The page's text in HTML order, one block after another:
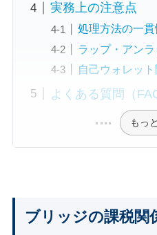
実務上の注意点
処理方法の一貫
ラップ・アン
自己ウォレッ
よくある質問（
もっ
ブリッジの課税関